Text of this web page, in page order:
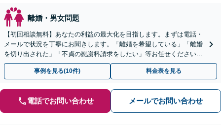
離婚・男女問題
【初回相談無料】あなたの利益の最大化を目指します。まずは電話・
メールで状況を丁寧にお聞きします。「離婚を希望している」「離婚
を切り出された」「不貞の慰謝料請求をしたい」等お任せください。
【リーズナブルな料金設定】
事例を見る(10件) 料金表を見る
電話でお問い合わせ メールでお問い合わせ